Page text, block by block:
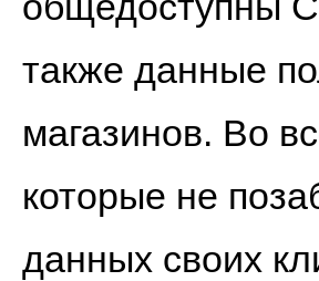
также данные
магазинов. Во
которые не
данных своих